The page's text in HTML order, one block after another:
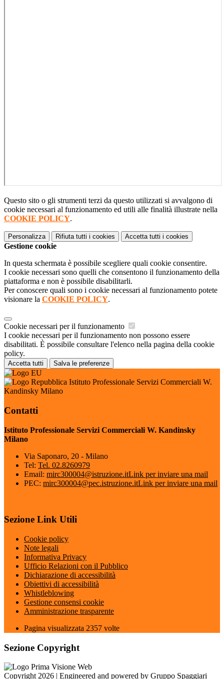
Questo sito o gli strumenti terzi da questo utilizzati si avvalgono di
cookie necessari al funzionamento ed utili alle finalità illustrate nella
COOKIE POLICY.
Personalizza Rifiuta tutti i cookies Accetta tutti i cookies
Gestione cookie
In questa schermata è possibile scegliere quali cookie consentire.
I cookie necessari sono quelli che consentono il funzionamento della
piattaforma e non è possibile disabilitarli.
Per conoscere quali sono i cookie necessari al funzionamento potete
visionare la COOKIE POLICY.
Cookie necessari per il funzionamento
I cookie necessari per il funzionamento non possono essere
disabilitati. È possibile consultare l'elenco nella pagina della cookie
policy.
Accetta tutti Salva le preferenze
Istituto Professionale Servizi Commerciali W.
Kandinsky Milano
Contatti
Istituto Professionale Servizi Commerciali W. Kandinsky
Milano
Via Saponaro, 20 - Milano
Tel: Tel. 02.8260979
Email: mirc300004@istruzione.itLink per inviare una mail
PEC: mirc300004@pec.istruzione.itLink per inviare una mail
Sezione Link Utili
Cookie policy
Note legali
Informativa Privacy
Ufficio Relazioni con il Pubblico
Dichiarazione di accessibilità
Obiettivi di accessibilità
Whistleblowing
Gestione consensi cookie
Amministrazione trasparente
Pagina visualizzata 2357 volte
Sezione Copyright
Copyright 2026 | Engineered and powered by Gruppo Spaggiari